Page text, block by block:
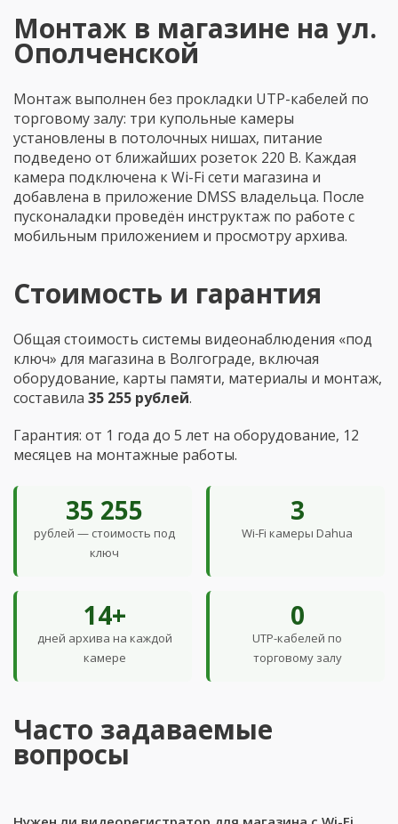
Монтаж в магазине на ул.
Ополченской
Монтаж выполнен без прокладки UTP-кабелей по
торговому залу: три купольные камеры
установлены в потолочных нишах, питание
подведено от ближайших розеток 220 В. Каждая
камера подключена к Wi-Fi сети магазина и
добавлена в приложение DMSS владельца. После
пусконаладки проведён инструктаж по работе с
мобильным приложением и просмотру архива.
Стоимость и гарантия
Общая стоимость системы видеонаблюдения «под
ключ» для магазина в Волгограде, включая
оборудование, карты памяти, материалы и монтаж,
составила 35 255 рублей.
Гарантия: от 1 года до 5 лет на оборудование, 12
месяцев на монтажные работы.
35 255
рублей — стоимость под
ключ
3
Wi-Fi камеры Dahua
14+
дней архива на каждой
камере
0
UTP-кабелей по
торговому залу
Часто задаваемые
вопросы